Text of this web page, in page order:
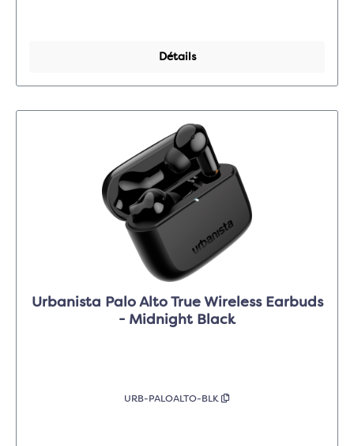
Détails
Urbanista Palo Alto True Wireless Earbuds
- Midnight Black
URB-PALOALTO-BLK